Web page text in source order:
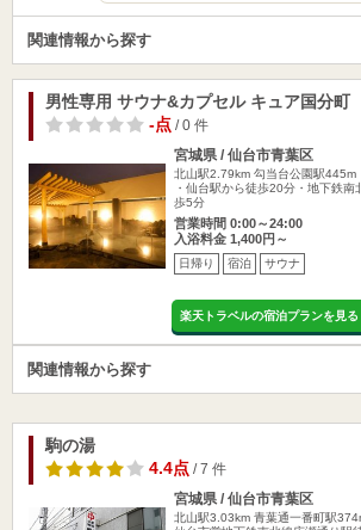
関連情報から探す
男性専用 サウナ&カプセル キュア国分町
-点/ 0 件
宮城県 / 仙台市青葉区
北山駅2.79km 勾当台公園駅445m
・仙台駅から徒歩20分・地下鉄
歩5分
営業時間 0:00～24:00
入浴料金 1,400円～
日帰り 宿泊 サウナ
楽天トラベルの宿泊プランを見る
関連情報から探す
駒の湯
4.4点/ 7 件
宮城県 / 仙台市青葉区
北山駅3.03km 青葉通一番町駅